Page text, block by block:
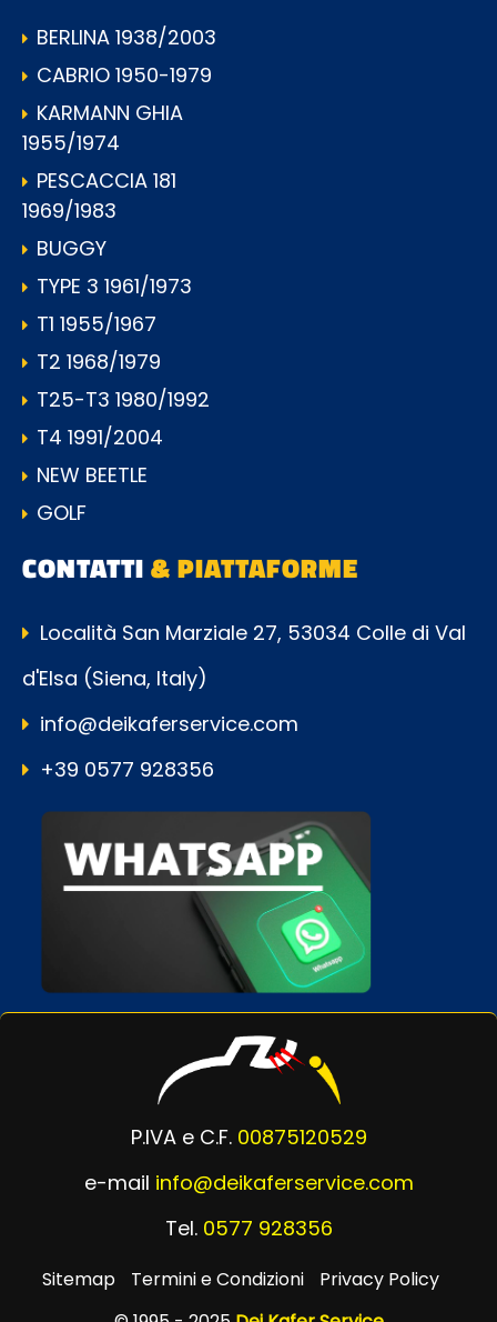
BERLINA 1938/2003
CABRIO 1950-1979
KARMANN GHIA
1955/1974
PESCACCIA 181
1969/1983
BUGGY
TYPE 3 1961/1973
T1 1955/1967
T2 1968/1979
T25-T3 1980/1992
T4 1991/2004
NEW BEETLE
GOLF
CONTATTI& PIATTAFORME
Località San Marziale 27, 53034 Colle di Val
d'Elsa (Siena, Italy)
info@deikaferservice.com
+39 0577 928356
P.IVA e C.F. 00875120529
e-mail info@deikaferservice.com
Tel. 0577 928356
Sitemap Termini e Condizioni
Privacy Policy